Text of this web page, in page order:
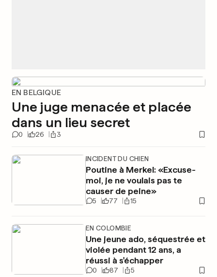
EN BELGIQUE
Une juge menacée et placée
dans un lieu secret
0 26 3
INCIDENT DU CHIEN
Poutine à Merkel: «Excuse-
moi, je ne voulais pas te
causer de peine»
5 77 15
EN COLOMBIE
Une jeune ado, séquestrée et
violée pendant 12 ans, a
réussi à s'échapper
0 87 5